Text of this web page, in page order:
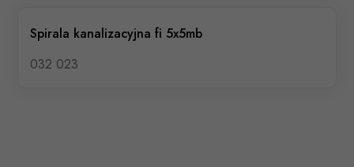
Spirala kanalizacyjna fi 5x5mb
032 023